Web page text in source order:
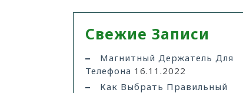
Свежие Записи
Магнитный Держатель Для
Телефона 16.11.2022
Как Выбрать Правильный